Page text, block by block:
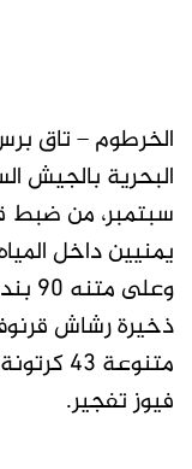
الخرطوم – تاق
سبتمبر، من ضبط
يمنيين داخل
فيوز تفجير.